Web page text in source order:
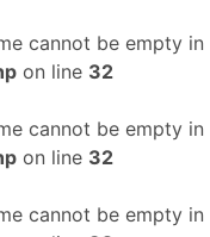
cannot be empty in
on line 32
cannot be empty in
on line 32
cannot be empty in